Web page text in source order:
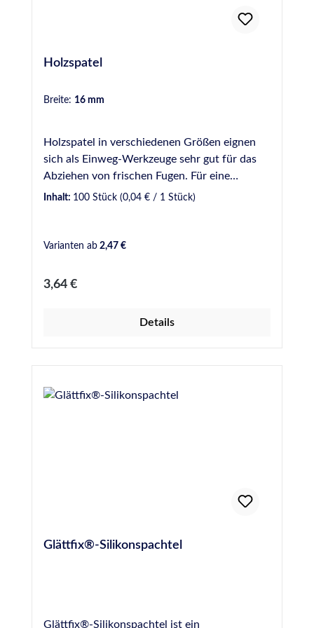
Holzspatel
Breite: 16 mm
Holzspatel in verschiedenen Größen eignen
sich als Einweg-Werkzeuge sehr gut für das
Abziehen von frischen Fugen. Für eine
gleichmäßige und optisch ansprechende Fuge
mm - Gebinde zu 50 Stück 16 mm - Gebinde
20 mm - Gebinde zu 100 Stück 16 mm Griff
geschwungen - Gebinde zu 50 Stück
Inhalt: 100 Stück (0,04 € / 1 Stück)
Varianten ab 2,47 €
Regulärer Preis:
3,64 €
Details
Glättfix®-Silikonspachtel
Glättfix®-Silikonspachtel ist ein